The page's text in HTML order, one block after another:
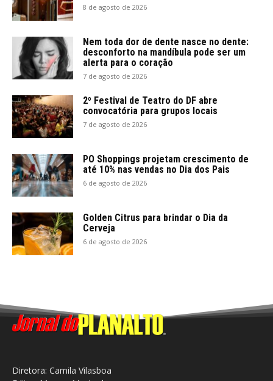
8 de agosto de 2026
Nem toda dor de dente nasce no dente:
desconforto na mandíbula pode ser um
alerta para o coração
7 de agosto de 2026
2º Festival de Teatro do DF abre
convocatória para grupos locais
7 de agosto de 2026
PO Shoppings projetam crescimento de
até 10% nas vendas no Dia dos Pais
6 de agosto de 2026
Golden Citrus para brindar o Dia da
Cerveja
6 de agosto de 2026
Diretora: Camila Vilasboa